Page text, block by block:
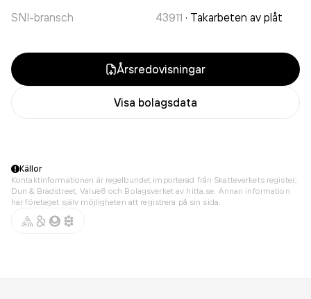
SNI-bransch 43911 · Takarbeten av plåt
Årsredovisningar
Visa bolagsdata
Källor
Kontaktinformationen är regelbundet importerad från Skatteverkets register,
Dun & Bradstreet, Value8 och Bolagsverket av hitta.se. Annan information
har företaget själv möjligheten att registrera på sin sida.